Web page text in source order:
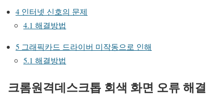
4 인터넷 신호의 문제
4.1 해결방법
5 그래픽카드 드라이버 미작동으로 인해
5.1 해결방법
크롬원격데스크톱 회색 화면 오류 해결